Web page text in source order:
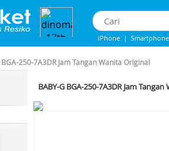
iPhone |
BGA-250-7A3DR Jam Tangan Wanita Original
BABY-G BGA-250-7A3DR Jam